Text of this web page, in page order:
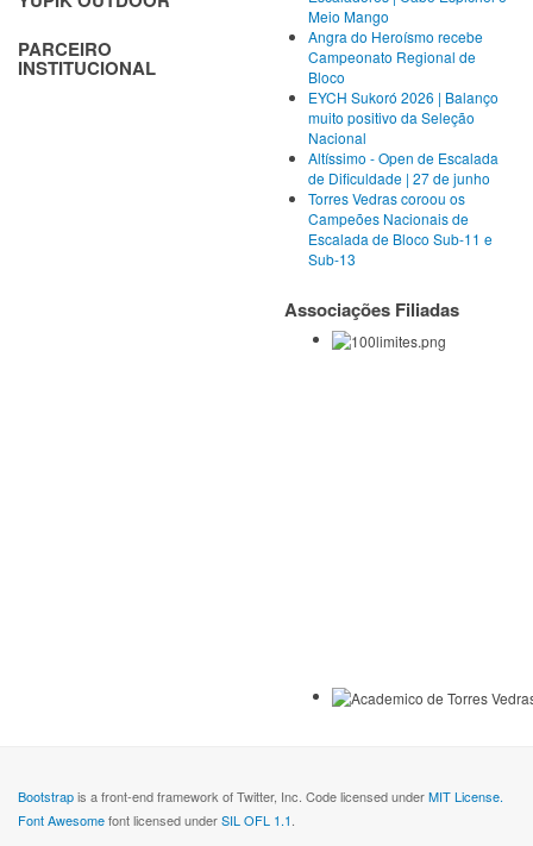
PARCEIRO
INSTITUCIONAL
Meio Mango
Angra do Heroísmo recebe
Campeonato Regional de
Bloco
EYCH Sukoró 2026 | Balanço
muito positivo da Seleção
Nacional
Altíssimo - Open de Escalada
de Dificuldade | 27 de junho
Torres Vedras coroou os
Campeões Nacionais de
Escalada de Bloco Sub-11 e
Sub-13
Associações Filiadas
Bootstrapis a front-end framework of Twitter, Inc. Code licensed underMIT License.
Font Awesomefont licensed underSIL OFL 1.1